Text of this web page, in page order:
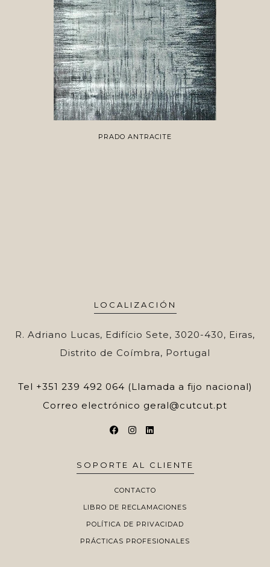
PRADO ANTRACITE
LOCALIZACIÓN
R. Adriano Lucas, Edifício Sete, 3020-430, Eiras,
Distrito de Coímbra, Portugal
Tel +351 239 492 064 (Llamada a fijo nacional)
Correo electrónico geral@cutcut.pt
SOPORTE AL CLIENTE
CONTACTO
LIBRO DE RECLAMACIONES
POLÍTICA DE PRIVACIDAD
PRÁCTICAS PROFESIONALES